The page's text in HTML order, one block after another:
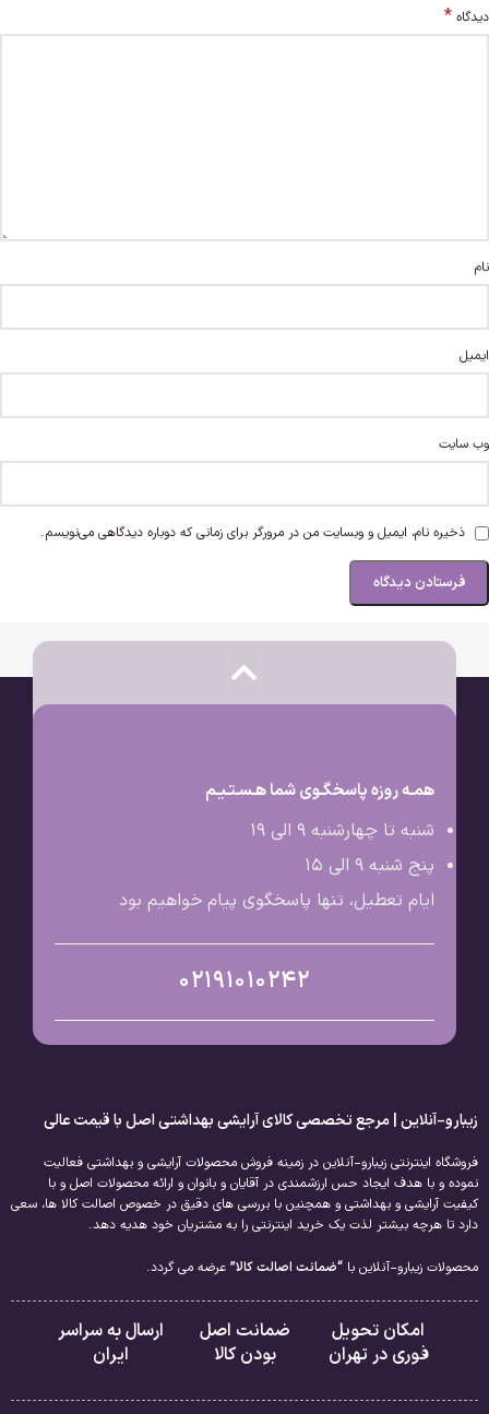
دیدگاه *
نام
ایمیل
وب‌ سایت
ذخیره نام، ایمیل و وبسایت من در مرورگر برای زمانی که دوباره دیدگاهی می‌نویسم.
همـه روزه پاسخگـوی شما هـسـتـیـم
شنبه تا چهارشنبه 9 الی ۱۹
پنج شنبه 9 الی ۱۵
ایام تعطیل، تنها پاسخگوی پیام خواهیم بود
02191010242
زیبارو-آنلاین | مرجع تخصصی کالای آرایشی بهداشتی اصل با قیمت عالی
فروشگاه اینترنتی زیبارو-آنلاین در زمینه فروش محصولات آرایشی و بهداشتی فعالیت
نموده و با هدف ایجاد حس ارزشمندی در آقایان و بانوان و ارائه محصولات اصل و با
کیفیت آرایشی و بهداشتی و همچنین با بررسی های دقیق در خصوص اصالت کالا ها، سعی
دارد تا هرچه بیشتر لذت یک خرید اینترنتی را به مشتریان خود هدیه دهد.
محصولات زیبارو-آنلاین با “ضمانت اصالت کالا” عرضه می گردد.
امکان تحویل
فوری در تهران
ضمانت اصل
بودن کالا
ارسال به سراسر
ایران